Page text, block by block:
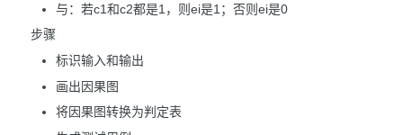
与：若c1和c2都是1，则ei是1；否则ei是0
步骤
标识输入和输出
画出因果图
将因果图转换为判定表